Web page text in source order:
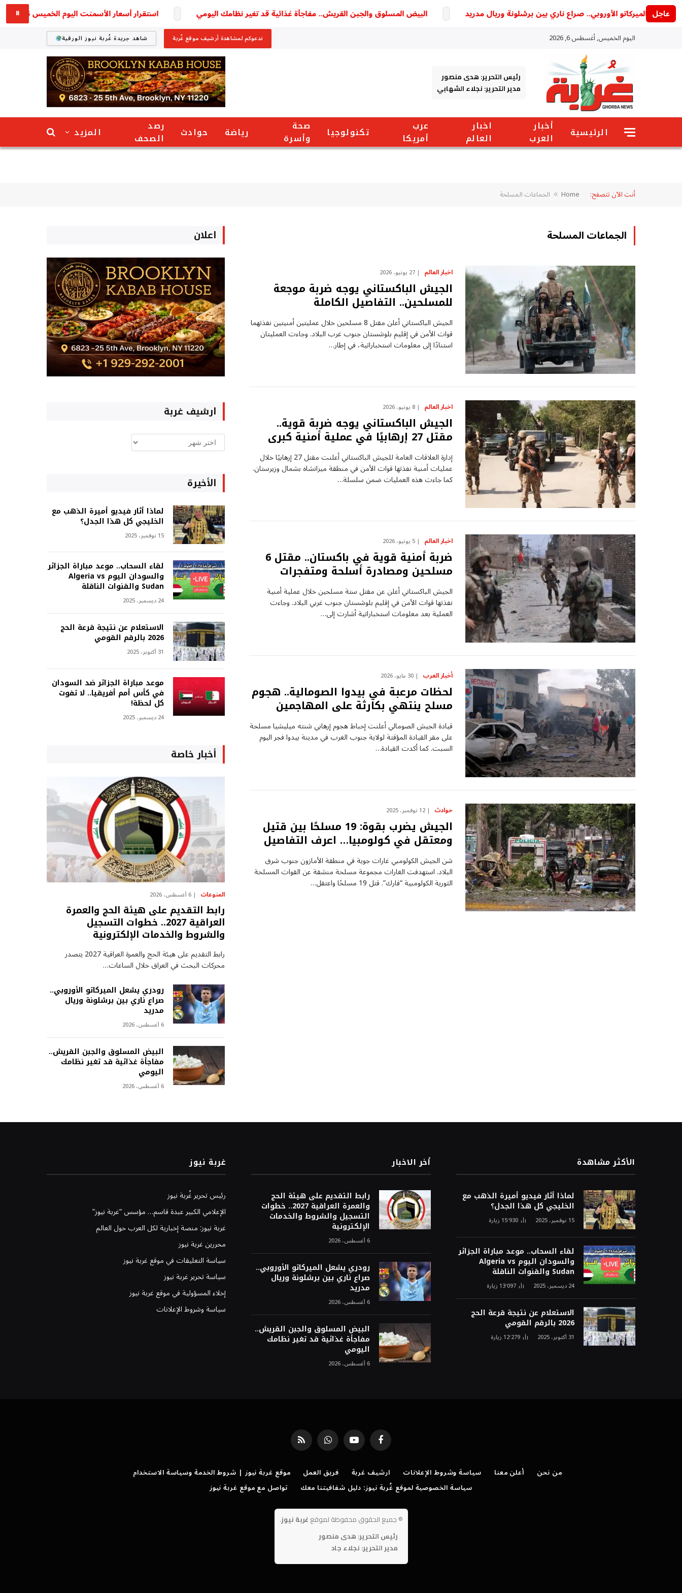
عاجل
الميركاتو الأوروبي.. صراع ناري بين برشلونة وريال مدريد البيض المسلوق والجبن القريش.. مفاجأة غذائية قد تغير نظامك اليومي استقرار أسعار الأسمنت اليوم الخميس 6 أغسطس 2026.. تعرف على سعر الطن في الأسواق ⏸
اليوم الخميس, أغسطس 6, 2026 ندعوكم لمشاهدة أرشيف موقع غُربة شاهد جريدة غُربة نيوز الورقية
رئيس التحرير: هدى منصور
مدير التحرير: نجلاء الشهابي
الرئيسية
أخبار
العرب
اخبار
العالم
عرب
أمريكا
تكنولوجيا
صحة
وأسرة
رياضة حوادث
رصد
الصحف
المزيد
أنت الآن تتصفح: Home
» الجماعات المسلحة
الجماعات المسلحة
اخبار العالم 27 يونيو، 2026
الجيش الباكستاني يوجه ضربة موجعة
للمسلحين.. التفاصيل الكاملة
الجيش الباكستاني أعلن مقتل 8 مسلحين خلال عمليتين أمنيتين نفذتهما
قوات الأمن في إقليم بلوشستان جنوب غرب البلاد. وجاءت العمليتان
استنادًا إلى معلومات استخباراتية، في إطار…
اخبار العالم 8 يونيو، 2026
الجيش الباكستاني يوجه ضربة قوية..
مقتل 27 إرهابيًا في عملية أمنية كبرى
إدارة العلاقات العامة للجيش الباكستاني أعلنت مقتل 27 إرهابيًا خلال
عمليات أمنية نفذتها قوات الأمن في منطقة ميرانشاه بشمال وزيرستان.
كما جاءت هذه العمليات ضمن سلسلة…
اخبار العالم 5 يونيو، 2026
ضربة أمنية قوية في باكستان.. مقتل 6
مسلحين ومصادرة أسلحة ومتفجرات
الجيش الباكستاني أعلن عن مقتل ستة مسلحين خلال عملية أمنية
نفذتها قوات الأمن في إقليم بلوشستان جنوب غربي البلاد. وجاءت
العملية بعد معلومات استخباراتية أشارت إلى…
أخبار العرب 30 مايو، 2026
لحظات مرعبة في بيدوا الصومالية.. هجوم
مسلح ينتهي بكارثة على المهاجمين
قيادة الجيش الصومالي أعلنت إحباط هجوم إرهابي شنته ميليشيا مسلحة
على مقر القيادة المؤقتة لولاية جنوب الغرب في مدينة بيدوا فجر اليوم
السبت. كما أكدت القيادة…
حوادث 12 نوفمبر، 2025
الجيش يضرب بقوة: 19 مسلحًا بين قتيل
ومعتقل في كولومبيا… اعرف التفاصيل
شن الجيش الكولومبي غارات جوية في منطقة الأمازون جنوب شرق
البلاد. استهدفت الغارات مجموعة مسلحة منشقة عن القوات المسلحة
الثورية الكولومبية “فارك”. قتل 19 مسلحًا واعتقل…
اعلان
ارشيف غربة
ارشيف
غربة
الأخيرة
لماذا أثار فيديو أميرة الذهب مع
الخليجي كل هذا الجدل؟
15 نوفمبر، 2025
لقاء السحاب.. موعد مباراة الجزائر
والسودان اليوم Algeria vs
Sudan والقنوات الناقلة
24 ديسمبر، 2025
الاستعلام عن نتيجة قرعة الحج
2026 بالرقم القومي
31 أكتوبر، 2025
موعد مباراة الجزائر ضد السودان
في كأس أمم أفريقيا.. لا تفوت
كل لحظة!
24 ديسمبر، 2025
أخبار خاصة
المنوعات 6 أغسطس، 2026
رابط التقديم على هيئة الحج والعمرة
العراقية 2027.. خطوات التسجيل
والشروط والخدمات الإلكترونية
رابط التقديم على هيئة الحج والعمرة العراقية 2027 يتصدر
محركات البحث في العراق خلال الساعات…
رودري يشعل الميركاتو الأوروبي..
صراع ناري بين برشلونة وريال
مدريد
6 أغسطس، 2026
البيض المسلوق والجبن القريش..
مفاجأة غذائية قد تغير نظامك
اليومي
6 أغسطس، 2026
الأكثر مشاهدة
لماذا أثار فيديو أميرة الذهب مع
الخليجي كل هذا الجدل؟
15 نوفمبر، 2025 15٬930 زيارة
لقاء السحاب.. موعد مباراة الجزائر
والسودان اليوم Algeria vs
Sudan والقنوات الناقلة
24 ديسمبر، 2025 13٬097 زيارة
الاستعلام عن نتيجة قرعة الحج
2026 بالرقم القومي
31 أكتوبر، 2025 12٬279 زيارة
أخر الاخبار
رابط التقديم على هيئة الحج
والعمرة العراقية 2027.. خطوات
التسجيل والشروط والخدمات
الإلكترونية
6 أغسطس، 2026
رودري يشعل الميركاتو الأوروبي..
صراع ناري بين برشلونة وريال
مدريد
6 أغسطس، 2026
البيض المسلوق والجبن القريش..
مفاجأة غذائية قد تغير نظامك
اليومي
6 أغسطس، 2026
غربة نيوز
رئيس تحرير غُربة نيوز
الإعلامي الكبير عبدة قاسم… مؤسس “غربة نيوز”
غربة نيوز: منصة إخبارية لكل العرب حول العالم
محررين غربة نيوز
سياسة التعليقات في موقع غربة نيوز
سياسة تحرير غربة نيوز
إخلاء المسؤولية في موقع غربة نيوز
سياسة وشروط الإعلانات
فيسبوك يوتيوب واتساب RSS
من نحن أعلن معنا سياسة وشروط الإعلانات ارشيف غربة فريق العمل
موقع غربة نيوز | شروط الخدمة وسياسة الاستخدام
سياسة الخصوصية لموقع غُربة نيوز: دليل شفافيتنا معك
تواصل مع موقع غربة نيوز
© جميع الحقوق محفوظة لموقع غربة نيوز.
رئيس التحرير: هدى منصور
مدير التحرير: نجلاء جاد